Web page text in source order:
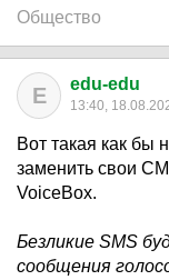
Общество
E edu-edu
13:40,
Вот такая как бы
заменить свои
VoiceBox.
Безликие SMS
сообщения